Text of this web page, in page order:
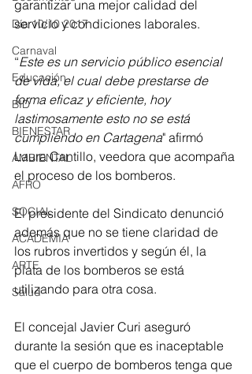
Día 10/10 2017
Carnaval
Educación
BID
BIENESTAR
AMBIENTAL
AFRO
SOCIAL
ACADEMIA
ARTE
Salud
garantizar una mejor calidad del
servicio y condiciones laborales.
“Este es un servicio público esencial
de vida, el cual debe prestarse de
forma eficaz y eficiente, hoy
lastimosamente esto no se está
cumpliendo en Cartagena" afirmó
Laura Cantillo, veedora que acompaña
el proceso de los bomberos.
El presidente del Sindicato denunció
además que no se tiene claridad de
los rubros invertidos y según él, la
plata de los bomberos se está
utilizando para otra cosa.
El concejal Javier Curi aseguró
durante la sesión que es inaceptable
que el cuerpo de bomberos tenga que